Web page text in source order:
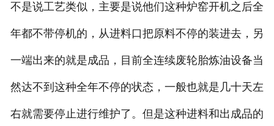
不是说工艺类似，主要是说他们这种炉窑开机之后全
年都不带停机的，从进料口把原料不停的装进去，另
一端出来的就是成品，目前全连续废轮胎炼油设备当
然达不到这种全年不停的状态，一般也就是几十天左
右就需要停止进行维护了。但是这种进料和出成品的